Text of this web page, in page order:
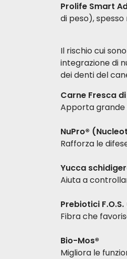
Prolife Smart
di peso),
Il rischio cui
integrazione di
dei denti del
Carne Fresca
Apporta grande
NuPro®
Rafforza le
Yucca
Aiuta a
Prebiotici
Fibra che
Bio-Mos®
Migliora le